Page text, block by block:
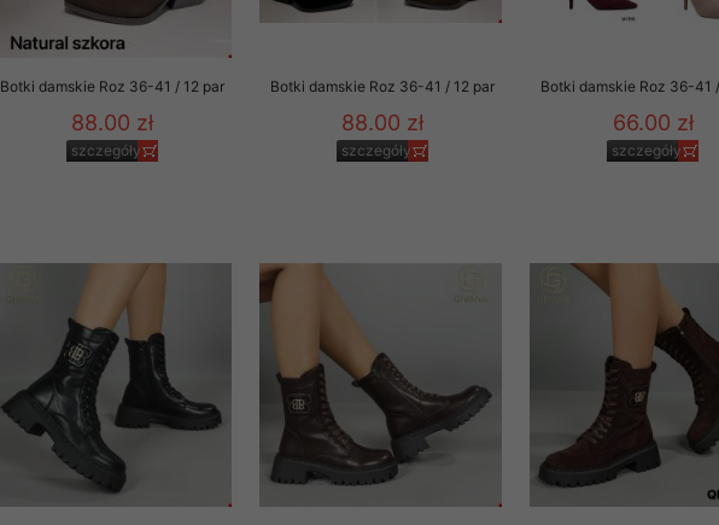
Botki damskie Roz 36-41 / 12 par
88.00 zł
szczegóły
Botki damskie Roz 36-41 / 12 par
88.00 zł
szczegóły
Botki damskie Roz 36-41
66.00 zł
szczegóły